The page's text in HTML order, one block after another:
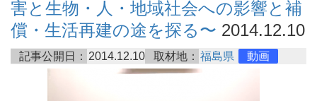
害と生物・人・地域社会への影響と補
償・生活再建の途を探る〜 2014.12.10
記事公開日： 2014.12.10 取材地： 福島県 動画